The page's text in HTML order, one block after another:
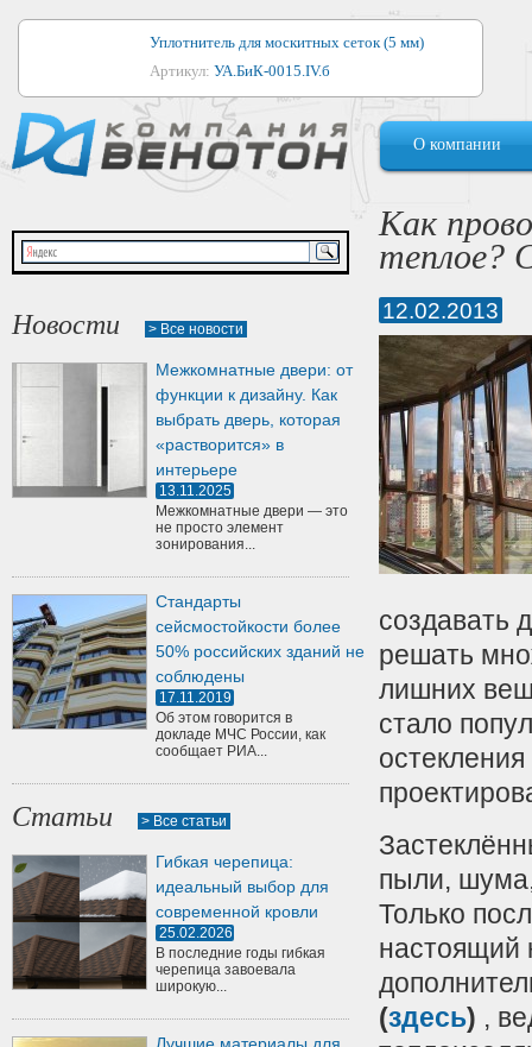
Уплотнитель для москитных сеток (5 мм)
Артикул: УА.БиК-0015.IV.б
Уплотнитель для алюминиевых окон
Артикул:1044
Уплотнитель для деревянных окон
Артикул:УМ.БиК-0062.IV.б
Уплотнитель лоджиевый для (4, 5, 6 мм)
Уплотнитель для деревянных дверей
Артикул:
О компании
Новости > Все новости
Межкомнатные двери: от
функции к дизайну. Как
выбрать дверь, которая
«растворится» в
интерьере
13.11.2025
Межкомнатные двери — это
не просто элемент
зонирования...
Стандарты
сейсмостойкости более
50% российских зданий не
соблюдены
17.11.2019
Об этом говорится в
докладе МЧС России, как
сообщает РИА...
Статьи > Все статьи
Гибкая черепица:
идеальный выбор для
современной кровли
25.02.2026
В последние годы гибкая
черепица завоевала
широкую...
Как
теплое?
12.02.2013
создавать
решать
лишних
стало
пыли, шума,
Только
настоящий
(здесь) ,